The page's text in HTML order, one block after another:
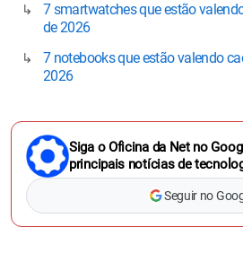
7 smartwatches que estão
de 2026
7 notebooks que estão valendo
2026
Siga o Oficina da Net no
principais notícias de
Seguir no